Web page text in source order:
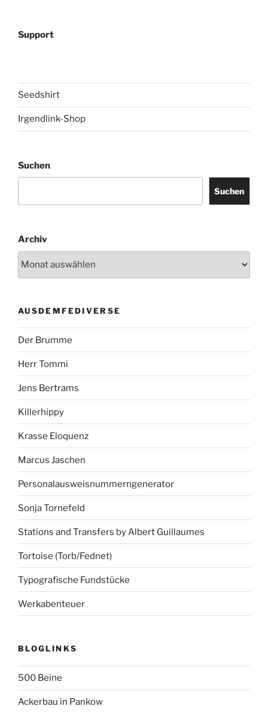
Support
Seedshirt
Irgendlink-Shop
Suchen
Suchen
Archiv
AUSDEMFEDIVERSE
Der Brumme
Herr Tommi
Jens Bertrams
Killerhippy
Krasse Eloquenz
Marcus Jaschen
Personalausweisnummerngenerator
Sonja Tornefeld
Stations and Transfers by Albert Guillaumes
Tortoise (Torb/Fednet)
Typografische Fundstücke
Werkabenteuer
BLOGLINKS
500 Beine
Ackerbau in Pankow